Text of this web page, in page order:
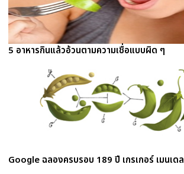
5 อาหารกินแล้วอ้วนตามความเชื่อแบบผิด ๆ
Google ฉลองครบรอบ 189 ปี เกรเกอร์ เมนเดล